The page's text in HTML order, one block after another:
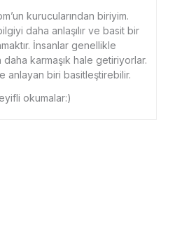
kurucularından biriyim.
daha anlaşılır ve basit bir
İnsanlar genellikle
karmaşık hale getiriyorlar.
anlayan biri basitleştirebilir.
okumalar:)